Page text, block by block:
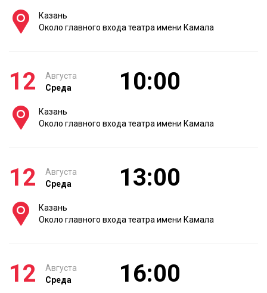
Казань
Около главного входа театра имени Камала
12
Августа
Среда
10:00
Казань
Около главного входа театра имени Камала
12
Августа
Среда
13:00
Казань
Около главного входа театра имени Камала
12
Августа
Среда
16:00